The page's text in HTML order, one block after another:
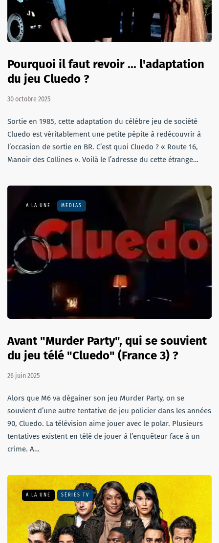
Pourquoi il faut revoir ... l'adaptation
du jeu Cluedo ?
30 octobre 2025
Sortie en 1985, cette adaptation du célèbre jeu de société
Cluedo est véritablement une petite pépite à redécouvrir à
l’occasion de sortie en BR. C’est quoi Cluedo ? « Route 16,
Manoir des Collines ». Voilà le l’adresse du cette étrange…
A LA UNE MÉDIAS
Avant "Murder Party", qui se souvient
du jeu télé "Cluedo" (France 3) ?
26 juin 2025
Alors que M6 va dégainer son jeu Murder Party, on se
souvient d’une autre tentative de jeu policier dans les années
90, Cluedo. La télévision aime jouer avec le polar. Plusieurs
tentatives existent en télé de jouer à l’enquêteur face à un
crime. A…
A LA UNE SÉRIES TV